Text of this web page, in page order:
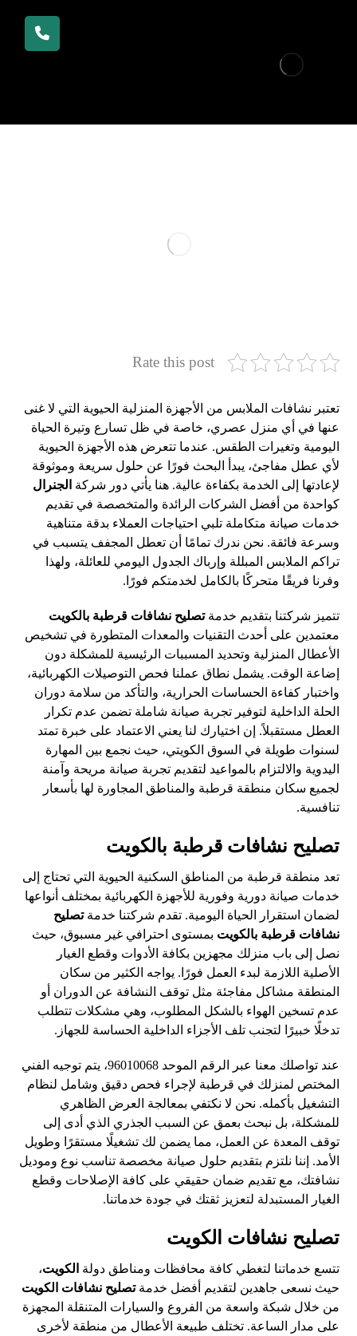
Rate this post
تعتبر نشافات الملابس من الأجهزة المنزلية الحيوية التي لا غنى
عنها في أي منزل عصري، خاصة في ظل تسارع وتيرة الحياة
اليومية وتغيرات الطقس. عندما تتعرض هذه الأجهزة الحيوية
لأي عطل مفاجئ، يبدأ البحث فورًا عن حلول سريعة وموثوقة
لإعادتها إلى الخدمة بكفاءة عالية. هنا يأتي دور شركة الجنرال
كواحدة من أفضل الشركات الرائدة والمتخصصة في تقديم
خدمات صيانة متكاملة تلبي احتياجات العملاء بدقة متناهية
وسرعة فائقة. نحن ندرك تمامًا أن تعطل المجفف يتسبب في
تراكم الملابس المبللة وإرباك الجدول اليومي للعائلة، ولهذا
وفرنا فريقًا متحركًا بالكامل لخدمتكم فورًا.
تتميز شركتنا بتقديم خدمةتصليح نشافات قرطبة بالكويت
معتمدين على أحدث التقنيات والمعدات المتطورة في تشخيص
الأعطال المنزلية وتحديد المسببات الرئيسية للمشكلة دون
إضاعة الوقت. يشمل نطاق عملنا فحص التوصيلات الكهربائية،
واختبار كفاءة الحساسات الحرارية، والتأكد من سلامة دوران
الحلة الداخلية لتوفير تجربة صيانة شاملة تضمن عدم تكرار
العطل مستقبلاً. إن اختيارك لنا يعني الاعتماد على خبرة تمتد
لسنوات طويلة في السوق الكويتي، حيث نجمع بين المهارة
اليدوية والالتزام بالمواعيد لتقديم تجربة صيانة مريحة وآمنة
لجميع سكان منطقة قرطبة والمناطق المجاورة لها بأسعار
تنافسية.
تصليح نشافات قرطبة بالكويت
تعد منطقة قرطبة من المناطق السكنية الحيوية التي تحتاج إلى
خدمات صيانة دورية وفورية للأجهزة الكهربائية بمختلف أنواعها
لضمان استقرار الحياة اليومية. تقدم شركتنا خدمةتصليح
نشافات قرطبة بالكويت بمستوى احترافي غير مسبوق، حيث
نصل إلى باب منزلك مجهزين بكافة الأدوات وقطع الغيار
الأصلية اللازمة لبدء العمل فورًا. يواجه الكثير من سكان
المنطقة مشاكل مفاجئة مثل توقف النشافة عن الدوران أو
عدم تسخين الهواء بالشكل المطلوب، وهي مشكلات تتطلب
تدخلًا خبيرًا لتجنب تلف الأجزاء الداخلية الحساسة للجهاز.
عند تواصلك معنا عبر الرقم الموحد 96010068، يتم توجيه الفني
المختص لمنزلك في قرطبة لإجراء فحص دقيق وشامل لنظام
التشغيل بأكمله. نحن لا نكتفي بمعالجة العرض الظاهري
للمشكلة، بل نبحث بعمق عن السبب الجذري الذي أدى إلى
توقف المعدة عن العمل، مما يضمن لك تشغيلًا مستقرًا وطويل
الأمد. إننا نلتزم بتقديم حلول صيانة مخصصة تناسب نوع وموديل
نشافتك، مع تقديم ضمان حقيقي على كافة الإصلاحات وقطع
الغيار المستبدلة لتعزيز ثقتك في جودة خدماتنا.
تصليح نشافات الكويت
تتسع خدماتنا لتغطي كافة محافظات ومناطق دولة الكويت،
حيث نسعى جاهدين لتقديم أفضل خدمةتصليح نشافات الكويت
من خلال شبكة واسعة من الفروع والسيارات المتنقلة المجهزة
على مدار الساعة. تختلف طبيعة الأعطال من منطقة لأخرى